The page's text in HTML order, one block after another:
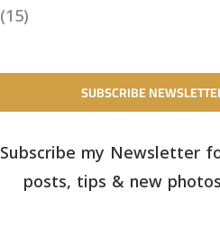
(15)
SUBSCRIBE
Subscribe my Newsletter
posts, tips & new